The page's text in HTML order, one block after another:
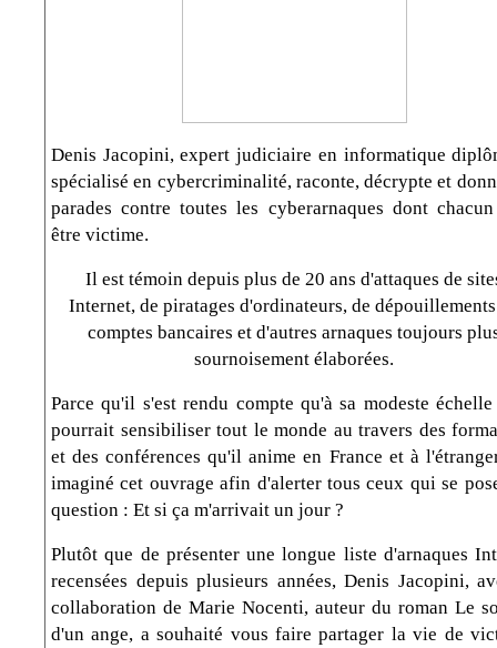
Denis Jacopini, expert judiciaire en informatique
spécialisé en cybercriminalité, raconte, décrypte et
parades contre toutes les cyberarnaques dont
être victime.
Il est témoin depuis plus de 20 ans d'attaques de
Internet, de piratages d'ordinateurs, de
comptes bancaires et d'autres arnaques toujours
sournoisement élaborées.
Parce qu'il s'est rendu compte qu'à sa modeste
pourrait sensibiliser tout le monde au travers des
et des conférences qu'il anime en France et à
imaginé cet ouvrage afin d'alerter tous ceux qui se
question : Et si ça m'arrivait un jour ?
Plutôt que de présenter une longue liste d'arnaques
recensées depuis plusieurs années, Denis Jacopini,
collaboration de Marie Nocenti, auteur du roman Le
d'un ange, a souhaité vous faire partager la vie de